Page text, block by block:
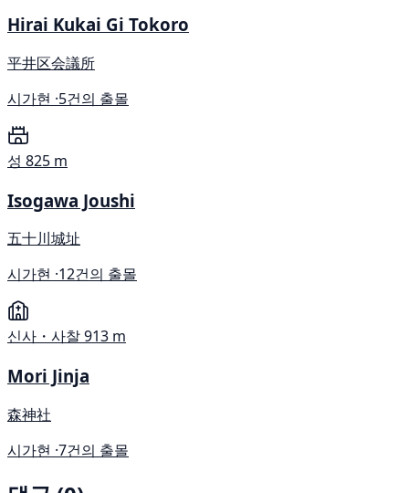
Hirai Kukai Gi Tokoro
平井区会議所
시가현 ·5건의 출몰
성 825 m
Isogawa Joushi
五十川城址
시가현 ·12건의 출몰
신사・사찰913 m
Mori Jinja
森神社
시가현 ·7건의 출몰